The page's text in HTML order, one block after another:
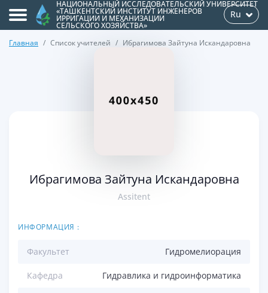
НАЦИОНАЛЬНЫЙ ИССЛЕДОВАТЕЛЬСКИЙ УНИВЕРСИТЕТ
«ТАШКЕНТСКИЙ ИНСТИТУТ ИНЖЕНЕРОВ
ИРРИГАЦИИ И МЕХАНИЗАЦИИ
СЕЛЬСКОГО ХОЗЯЙСТВА»
Ru
Главная Список учителей Ибрагимова Зайтуна Искандаровна
Ибрагимова Зайтуна Искандаровна
Assitent
ИНФОРМАЦИЯ :
Факультет Гидромелиорация
Кафедра Гидравлика и гидроинформатика